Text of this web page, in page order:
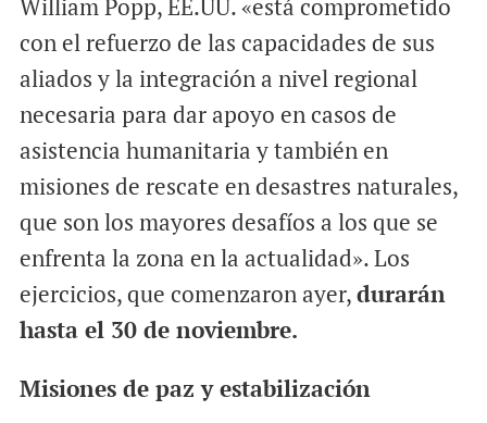
William Popp, EE.UU. «está comprometido
con el refuerzo de las capacidades de sus
aliados y la integración a nivel regional
necesaria para dar apoyo en casos de
asistencia humanitaria y también en
misiones de rescate en desastres naturales,
que son los mayores desafíos a los que se
enfrenta la zona en la actualidad». Los
ejercicios, que comenzaron ayer,durarán
hasta el 30 de noviembre.
Misiones de paz y estabilización